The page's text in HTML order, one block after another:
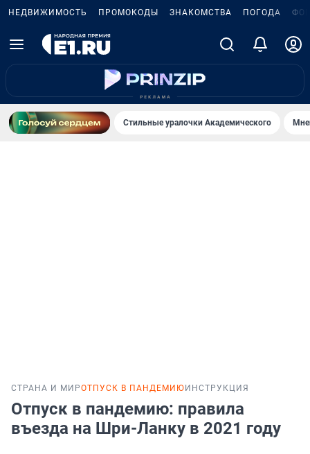
НЕДВИЖИМОСТЬ ПРОМОКОДЫ ЗНАКОМСТВА ПОГОДА
Стильные уралочки Академического
СТРАНА И МИРОТПУСК В ПАНДЕМИЮ ИНСТРУКЦИЯ
Отпуск в пандемию: правила
въезда на Шри-Ланку в 2021 году